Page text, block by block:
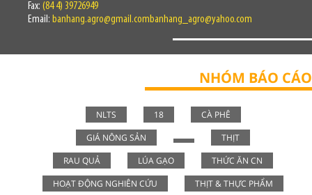
Fax: (84 4) 39726949
Email: banhang.agro@gmail.combanhang_agro@yahoo.com
NHÓM BÁO CÁO
NLTS 18
CÀ PHÊ
GIÁ NÔNG SẢN
THỊT
RAU QUẢ
LÚA GẠO
THỨC ĂN CN
HOẠT ĐỘNG NGHIÊN CỨU
THỊT & THỰC PHẨM